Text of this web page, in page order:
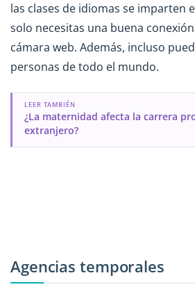
las clases de idiomas se imparten
solo necesitas una buena
cámara web. Además, incluso
personas de todo el mundo.
LEER TAMBIÉN
¿La maternidad afecta la carrera
extranjero?
Agencias temporales